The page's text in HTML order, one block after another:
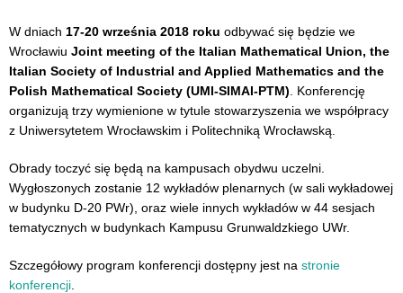
W dniach 17-20 września 2018 roku odbywać się będzie we
Wrocławiu Joint meeting of the Italian Mathematical Union, the
Italian Society of Industrial and Applied Mathematics and the
Polish Mathematical Society (UMI-SIMAI-PTM). Konferencję
organizują trzy wymienione w tytule stowarzyszenia we współpracy
z Uniwersytetem Wrocławskim i Politechniką Wrocławską.
Obrady toczyć się będą na kampusach obydwu uczelni.
Wygłoszonych zostanie 12 wykładów plenarnych (w sali wykładowej
w budynku D-20 PWr), oraz wiele innych wykładów w 44 sesjach
tematycznych w budynkach Kampusu Grunwaldzkiego UWr.
Szczegółowy program konferencji dostępny jest na stronie
konferencji